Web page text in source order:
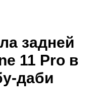
задней
11 Pro в
даби